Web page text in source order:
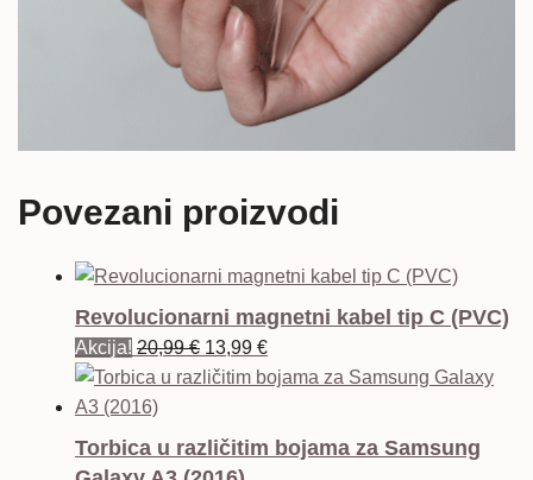
Povezani proizvodi
Revolucionarni magnetni kabel tip C (PVC)
Akcija! 20,99€ Izvorna
cijena
je:
20,99 €.
13,99 €Trenutna
cijena
13,99 €.
Torbica u različitim bojama za Samsung